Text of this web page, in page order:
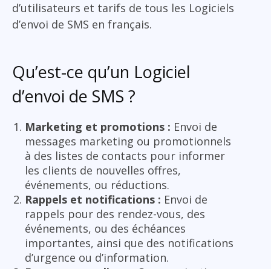
d’utilisateurs et tarifs de tous les Logiciels
d’envoi de SMS en français.
Qu’est-ce qu’un Logiciel
d’envoi de SMS ?
Marketing et promotions : Envoi de
messages marketing ou promotionnels
à des listes de contacts pour informer
les clients de nouvelles offres,
événements, ou réductions.
Rappels et notifications : Envoi de
rappels pour des rendez-vous, des
événements, ou des échéances
importantes, ainsi que des notifications
d’urgence ou d’information.